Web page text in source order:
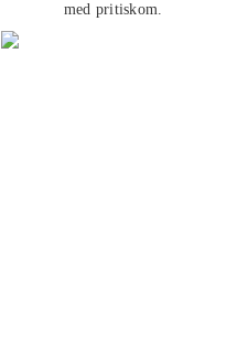
med pritiskom.